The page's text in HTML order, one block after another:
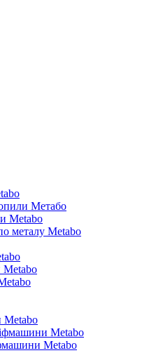
Метабо
Metabo
металу Metabo
Metabo
Metabo
Metabo